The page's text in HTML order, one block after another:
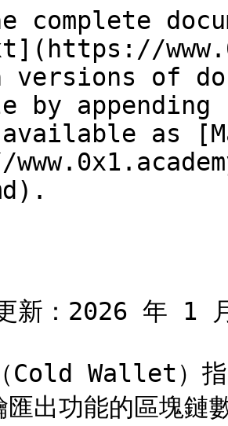
complete
versions of
by
as
新：2026 年 1
Cold Wallet）指
匯出功能的區塊鏈